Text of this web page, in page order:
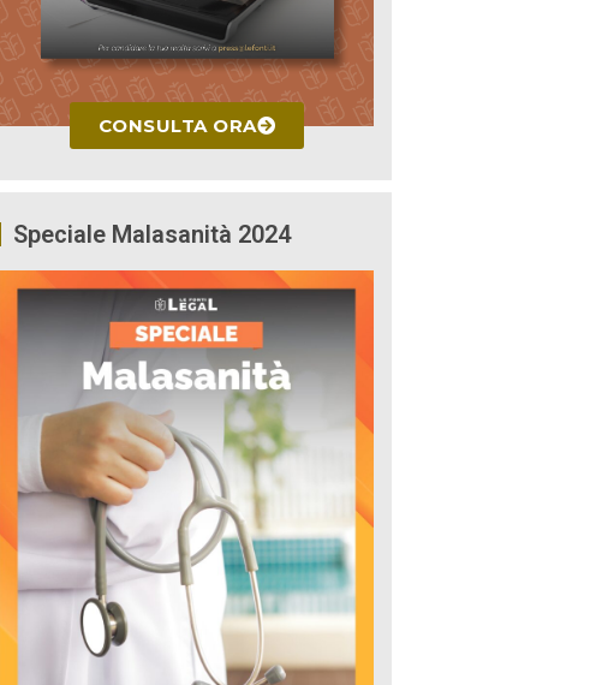
CONSULTA ORA
Speciale Malasanità 2024